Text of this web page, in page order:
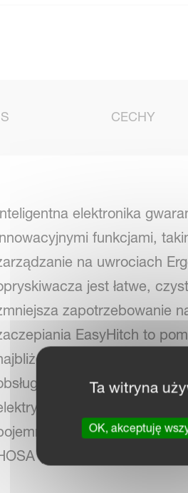
CECHY
elektronika
funkcjami,
na uwrociach
jest łatwe,
zapotrzebowanie
EasyHitch to
ciągnika. Funkcje
można uzyskać
systemowi
nominalnej do
(15 m) i stalową belką
Ta witryna
OK, akceptuję